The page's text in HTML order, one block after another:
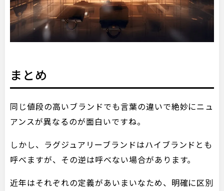
まとめ
同じ値段の高いブランドでも言葉の違いで絶妙にニュ
アンスが異なるのが面白いですね。
しかし、ラグジュアリーブランドはハイブランドとも
呼べますが、その逆は呼べない場合があります。
近年はそれぞれの定義があいまいなため、明確に区別